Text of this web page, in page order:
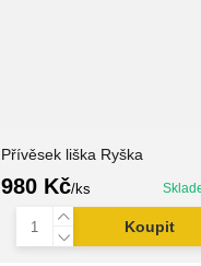
Přívěsek liška Ryška
980 Kč/ks
Koupit